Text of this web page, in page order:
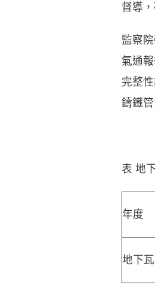
督導
監察
氣通
完整
鑄鐵
表 地
年度
地下